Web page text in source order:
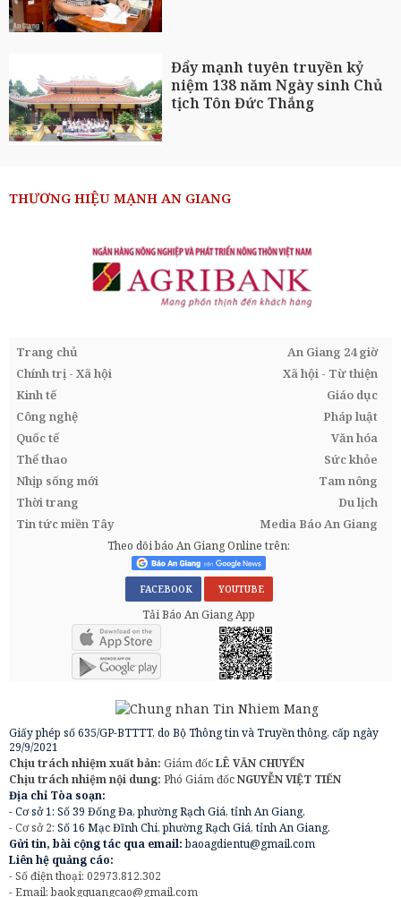
Đẩy mạnh tuyên truyền kỷ
niệm 138 năm Ngày sinh Chủ
tịch Tôn Đức Thắng
THƯƠNG HIỆU MẠNH AN GIANG
Trang chủ
An Giang 24 giờ
Chính trị - Xã hội
Xã hội - Từ thiện
Kinh tế
Giáo dục
Công nghệ
Pháp luật
Quốc tế
Văn hóa
Thể thao
Sức khỏe
Nhịp sống mới
Tam nông
Thời trang
Du lịch
Tin tức miền Tây
Media Báo An Giang
Theo dõi báo An Giang Online trên:
FACEBOOK YOUTUBE
Tải Báo An Giang App
Giấy phép số 635/GP-BTTTT, do Bộ Thông tin và Truyền thông, cấp ngày
29/9/2021
Chịu trách nhiệm xuất bản: Giám đốcLÊ VĂN CHUYỂN
Chịu trách nhiệm nội dung: Phó Giám đốcNGUYỄN VIỆT TIẾN
Địa chỉ Tòa soạn:
- Cơ sở 1: Số 39 Đống Đa, phường Rạch Giá, tỉnh An Giang.
- Cơ sở 2: Số 16 Mạc Đĩnh Chi, phường Rạch Giá, tỉnh An Giang.
Gửi tin, bài cộng tác qua email:baoagdientu@gmail.com
Liên hệ quảng cáo:
- Số điện thoại: 02973.812.302
- Email:baokgquangcao@gmail.com